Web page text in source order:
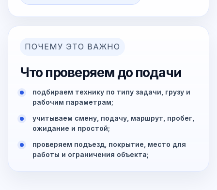
ПОЧЕМУ ЭТО ВАЖНО
Что проверяем до подачи
подбираем технику по типу задачи, грузу и
рабочим параметрам;
учитываем смену, подачу, маршрут, пробег,
ожидание и простой;
проверяем подъезд, покрытие, место для
работы и ограничения объекта;